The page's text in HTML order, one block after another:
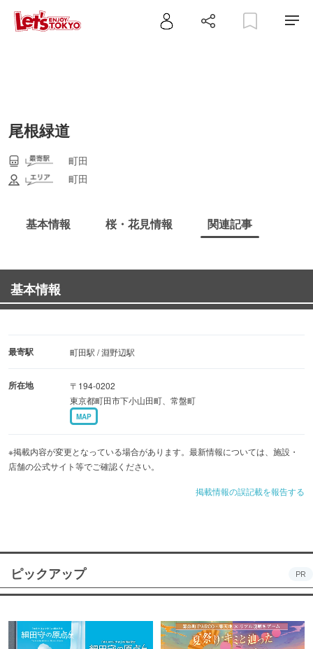
尾根緑道
町田
町田
基本情報 桜・花見情報 関連記事
基本情報
最寄駅 町田駅 / 淵野辺駅
所在地
〒194-0202
東京都町田市下小山田町、常盤町
MAP
※掲載内容が変更となっている場合があります。最新情報については、施設・
店舗の公式サイト等でご確認ください。
掲載情報の誤記載を報告する
ピックアップ PR